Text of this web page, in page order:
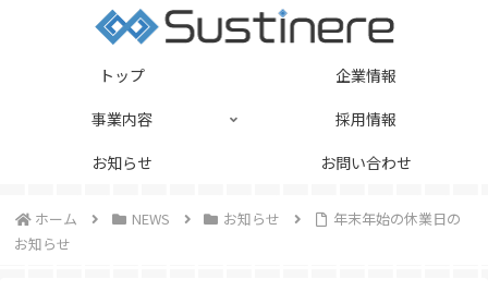
トップ
企業情報
事業内容
採用情報
お知らせ
お問い合わせ
ホーム NEWS お知らせ
年末年始の休業日の
お知らせ